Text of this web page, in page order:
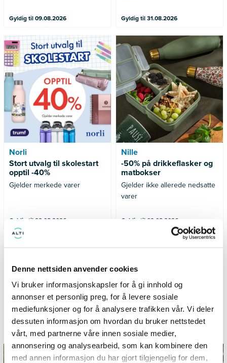
Denne nettsiden anvender cookies
Vi bruker informasjonskapsler for å gi innhold og
annonser et personlig preg, for å levere sosiale
mediefunksjoner og for å analysere trafikken vår. Vi deler
dessuten informasjon om hvordan du bruker nettstedet
vårt, med partnerne våre innen sosiale medier,
annonsering og analysearbeid, som kan kombinere den
med annen informasjon du har gjort tilgjengelig for dem,
Gyldig til 09.08.2026 Gyldig til 31.08.2026
Norli
Stort utvalg til skolestart
opptil -40%
Gjelder merkede varer
Gyldig til 23.08.2026
Gjelder merkede varer
Nille
-50% på drikkeflasker og
matbokser
Gjelder ikke allerede nedsatte
varer
Gyldig til 09.08.2026
Gjelder ikke allerede nedsatte
varer
SE FLERE TILBUD
Informasjon og inspirasjon fra
TillerTorget